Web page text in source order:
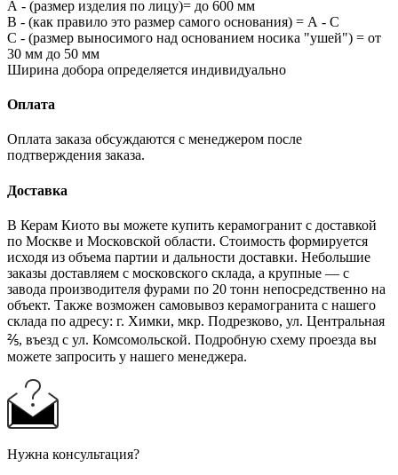
А - (размер изделия по лицу)= до 600 мм
В - (как правило это размер самого основания) = А - С
С - (размер выносимого над основанием носика "ушей") = от
30 мм до 50 мм
Ширина добора определяется индивидуально
Оплата
Оплата заказа обсуждаются с менеджером после
подтверждения заказа.
Доставка
В Керам Киото вы можете купить керамогранит с доставкой
по Москве и Московской области. Стоимость формируется
исходя из объема партии и дальности доставки. Небольшие
заказы доставляем с московского склада, а крупные — с
завода производителя фурами по 20 тонн непосредственно на
объект. Также возможен самовывоз керамогранита с нашего
склада по адресу: г. Химки, мкр. Подрезково, ул. Центральная
⅖, въезд с ул. Комсомольской. Подробную схему проезда вы
можете запросить у нашего менеджера.
Нужна консультация?